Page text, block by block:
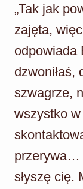
„Tak jak
zajęta,
odpowiada
dzwoniłaś,
szwagrze,
wszystko w
przerywa…
słyszę cię.